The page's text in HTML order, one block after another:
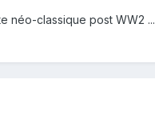
néo-classique post WW2 ...